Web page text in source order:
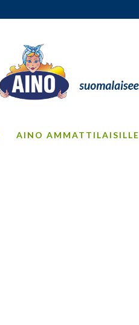
AINO AMMATTILAISILLE